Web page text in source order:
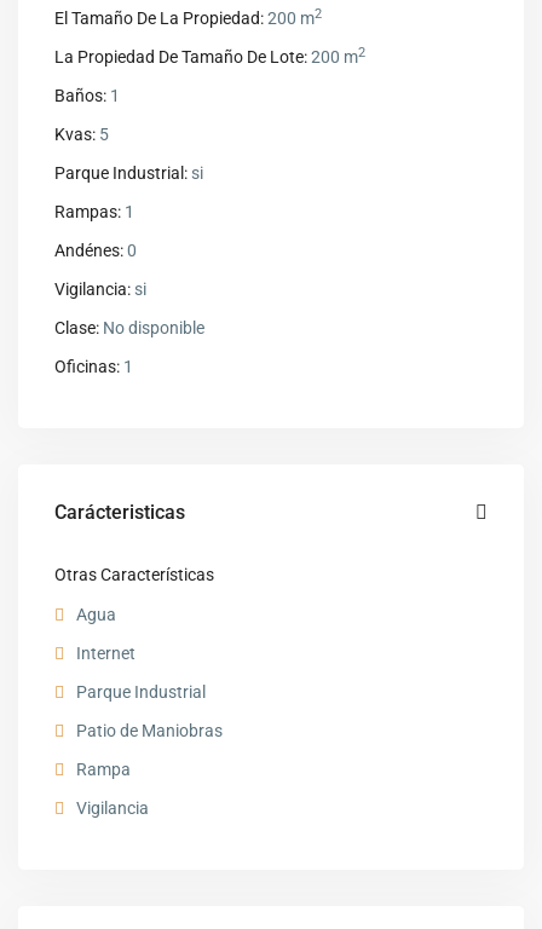
El Tamaño De La Propiedad:200 m2
La Propiedad De Tamaño De Lote:200 m2
Baños: 1
Kvas: 5
Parque Industrial: si
Rampas: 1
Andénes:0
Vigilancia: si
Clase: No disponible
Oficinas: 1
Carácteristicas
Otras Características
Agua
Internet
Parque Industrial
Patio de Maniobras
Rampa
Vigilancia